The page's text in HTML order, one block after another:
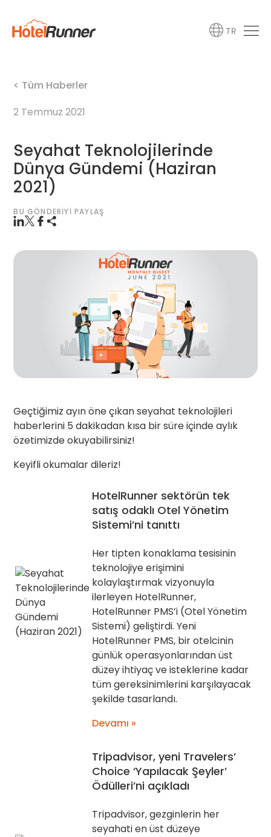
TR
< Tüm Haberler
2 Temmuz 2021
Seyahat Teknolojilerinde
Dünya Gündemi (Haziran
2021)
BU GÖNDERIYI PAYLAŞ
Geçtiğimiz ayın öne çıkan seyahat teknolojileri
haberlerini 5 dakikadan kısa bir süre içinde aylık
özetimizde okuyabilirsiniz!
Keyifli okumalar dileriz!
HotelRunner sektörün tek
satış odaklı Otel Yönetim
Sistemi’ni tanıttı
Her tipten konaklama tesisinin
teknolojiye erişimini
kolaylaştırmak vizyonuyla
ilerleyen HotelRunner,
HotelRunner PMS’i (Otel Yönetim
Sistemi) geliştirdi. Yeni
HotelRunner PMS, bir otelcinin
günlük operasyonlarından üst
düzey ihtiyaç ve isteklerine kadar
tüm gereksinimlerini karşılayacak
şekilde tasarlandı.
Devamı »
Tripadvisor, yeni Travelers’
Choice ‘Yapılacak Şeyler’
Ödülleri’ni açıkladı
Tripadvisor, gezginlerin her
seyahati en üst düzeye